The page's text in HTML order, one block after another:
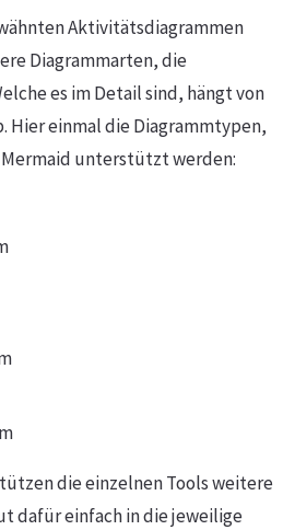
Aktivitätsdiagrammen
Diagrammarten, die
es im Detail sind, hängt von
Hier einmal die Diagrammtypen,
unterstützt werden:
die einzelnen Tools weitere
dafür einfach in die jeweilige